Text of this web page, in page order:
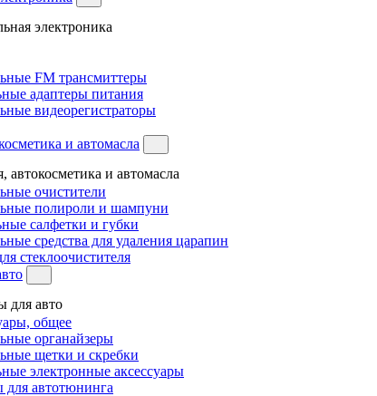
электроника
FM трансмиттеры
адаптеры питания
видеорегистраторы
и автомасла
автокосметика и автомасла
очистители
полироли и шампуни
салфетки и губки
средства для удаления царапин
стеклоочистителя
для авто
общее
органайзеры
щетки и скребки
электронные аксессуары
для автотюнинга